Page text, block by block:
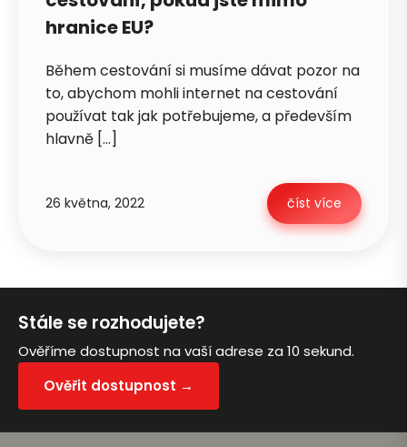
hranice EU?
Během cestování si musíme dávat pozor na
to, abychom mohli internet na cestování
používat tak jak potřebujeme, a především
hlavně […]
26 května, 2022 číst více
Stále se rozhodujete?
Ověříme dostupnost na vaší adrese za 10 sekund.
Ověřit dostupnost →